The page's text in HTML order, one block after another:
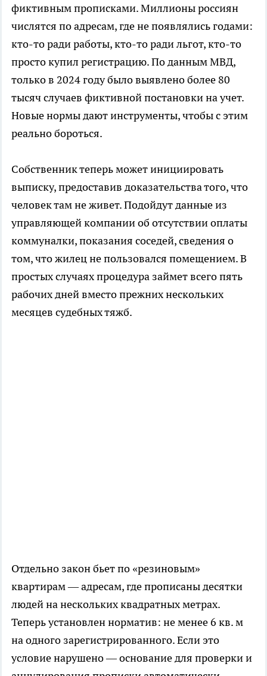
фиктивным прописками. Миллионы россиян
числятся по адресам, где не появлялись годами:
кто-то ради работы, кто-то ради льгот, кто-то
просто купил регистрацию. По данным МВД,
только в 2024 году было выявлено более 80
тысяч случаев фиктивной постановки на учет.
Новые нормы дают инструменты, чтобы с этим
реально бороться.
Собственник теперь может инициировать
выписку, предоставив доказательства того, что
человек там не живет. Подойдут данные из
управляющей компании об отсутствии оплаты
коммуналки, показания соседей, сведения о
том, что жилец не пользовался помещением. В
простых случаях процедура займет всего пять
рабочих дней вместо прежних нескольких
месяцев судебных тяжб.
Отдельно закон бьет по «резиновым»
квартирам — адресам, где прописаны десятки
людей на нескольких квадратных метрах.
Теперь установлен норматив: не менее 6 кв. м
на одного зарегистрированного. Если это
условие нарушено — основание для проверки и